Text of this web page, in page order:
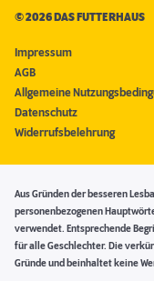
©2026 DAS FUTTERHAUS
Impressum
AGB
Allgemeine
Datenschutz
Widerrufsbelehrung
Aus Gründen der besseren
personenbezogenen
verwendet. Entsprechende
für alle Geschlechter. Die
Gründe und beinhaltet keine